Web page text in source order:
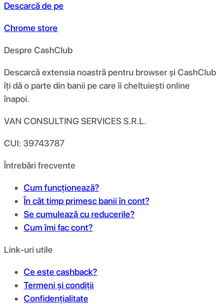
Descarcă de pe
Chrome store
Despre CashClub
Descarcă extensia noastră pentru browser și CashClub
îți dă o parte din banii pe care îi cheltuiești online
înapoi.
VAN CONSULTING SERVICES S.R.L.
CUI: 39743787
Întrebări frecvente
Cum funcționează?
În cât timp primesc banii în cont?
Se cumulează cu reducerile?
Cum îmi fac cont?
Link-uri utile
Ce este cashback?
Termeni și condiții
Confidențialitate